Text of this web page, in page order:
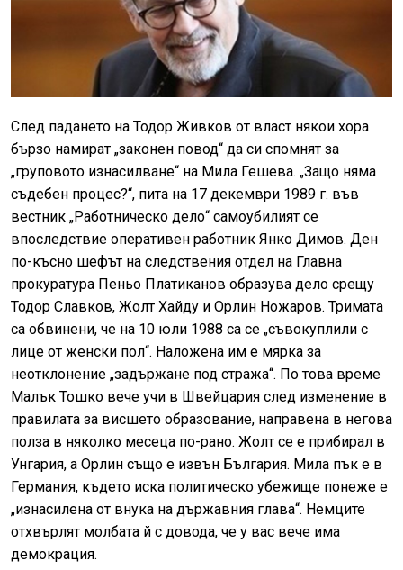
След падането на Тодор Живков от власт някои хора
бързо намират „законен повод“ да си спомнят за
„груповото изнасилване“ на Мила Гешева. „Защо няма
съдебен процес?“, пита на 17 декември 1989 г. във
вестник „Работническо дело“ самоубилият се
впоследствие оперативен работник Янко Димов. Ден
по-късно шефът на следствения отдел на Главна
прокуратура Пеньо Платиканов образува дело срещу
Тодор Славков, Жолт Хайду и Орлин Ножаров. Тримата
са обвинени, че на 10 юли 1988 са се „съвокуплили с
лице от женски пол“. Наложена им е мярка за
неотклонение „задържане под стража“. По това време
Малък Тошко вече учи в Швейцария след изменение в
правилата за висшето образование, направена в негова
полза в няколко месеца по-рано. Жолт се е прибирал в
Унгария, а Орлин също е извън България. Мила пък е в
Германия, където иска политическо убежище понеже е
„изнасилена от внука на държавния глава“. Немците
отхвърлят молбата й с довода, че у вас вече има
демокрация.